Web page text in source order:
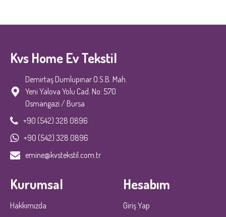
Kvs Home Ev Tekstil
Demirtaş Dumlupınar O.S.B. Mah.
Yeni Yalova Yolu Cad. No: 570
Osmangazi / Bursa
+90 (542) 328 0896
+90 (542) 328 0896
emine@kvstekstil.com.tr
Kurumsal
Hakkımızda
Hesabım
Giriş Yap